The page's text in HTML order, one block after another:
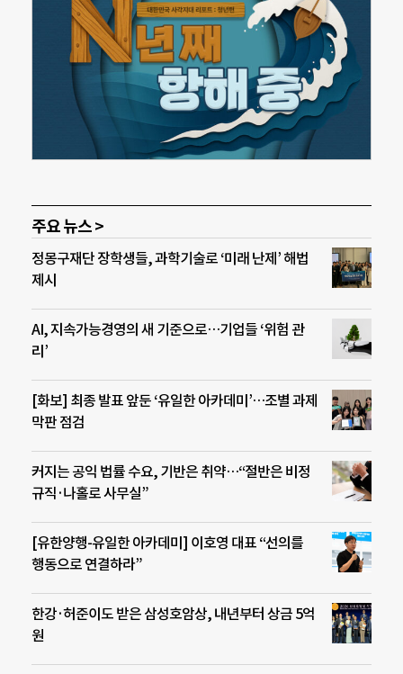
주요 뉴스 >
정몽구재단 장학생들, 과학기술로 ‘미래 난제’ 해법
제시
AI, 지속가능경영의 새 기준으로…기업들 ‘위험 관
리’
[화보] 최종 발표 앞둔 ‘유일한 아카데미’…조별 과제
막판 점검
커지는 공익 법률 수요, 기반은 취약…“절반은 비정
규직·나홀로 사무실”
[유한양행-유일한 아카데미] 이호영 대표 “선의를
행동으로 연결하라”
한강·허준이도 받은 삼성호암상, 내년부터 상금 5억
원